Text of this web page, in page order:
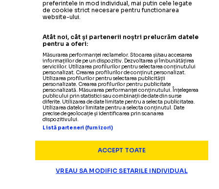
preferintele in mod individual, mai putin cele legate
de cookie strict necesare pentru functionarea
website-ului.
Atât noi, cât și partenerii noștri prelucrăm datele
pentru a oferi:
Măsurarea performanței reclamelor. Stocarea și/sau accesarea
informațiilor de pe un dispozitiv. Dezvoltarea și îmbunătățirea
serviciilor. Utilizarea profilurilor pentru selectarea conținutului
personalizat. Crearea profilurilor de conținut personalizat.
Utilizarea profilurilor pentru selectarea publicității
personalizate. Crearea profilurilor pentru publicitate
personalizată. Măsurarea performanței conținutului. Înțelegerea
publicului prin statistici sau combinații de date din surse
diferite. Utilizarea de date limitate pentru a selecta publicitatea.
Utilizarea datelor limitate pentru a selecta conținutul. Date
precise de geolocație și identificarea prin scanarea
dispozitivului.
Listă parteneri (furnizori)
ACCEPT TOATE
VREAU SA MODIFIC SETARILE INDIVIDUAL